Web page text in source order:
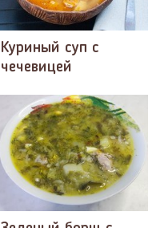
Куриный суп с
чечевицей